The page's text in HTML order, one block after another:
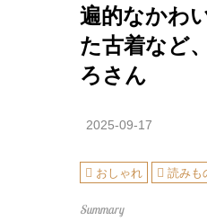
遍的なかわ
た古着など
ろさん
2025-09-17
おしゃれ 読みも